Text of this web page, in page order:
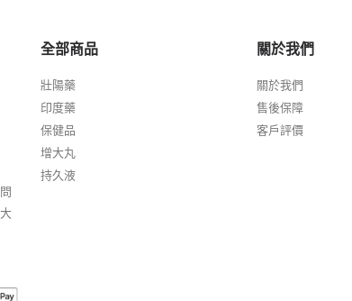
全部商品
壯陽藥
印度藥
保健品
增大丸
持久液
關於我們
關於我們
售後保障
客戶評價